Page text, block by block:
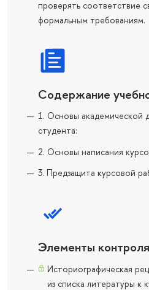
проверять соответствие
формальным требованиям.
Содержание
1. Основы академической
студента:
2. Основы написания
3. Предзащита курсовой
Элементы контроля
Историографическая
из списка литературы к